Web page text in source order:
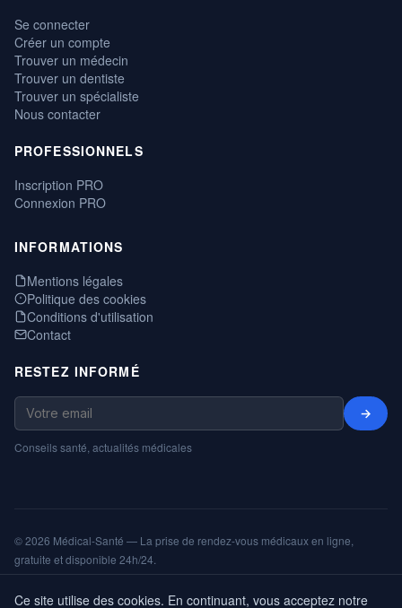
Se connecter
Créer un compte
Trouver un médecin
Trouver un dentiste
Trouver un spécialiste
Nous contacter
PROFESSIONNELS
Inscription PRO
Connexion PRO
INFORMATIONS
Mentions légales
Politique des cookies
Conditions d'utilisation
Contact
RESTEZ INFORMÉ
→
Conseils santé, actualités médicales
© 2026 Médical-Santé — La prise de rendez-vous médicaux en ligne,
gratuite et disponible 24h/24.
Ce site utilise des cookies. En continuant, vous acceptez notre